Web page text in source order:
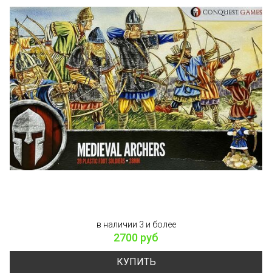
в наличии 3 и более
2700 руб
КУПИТЬ